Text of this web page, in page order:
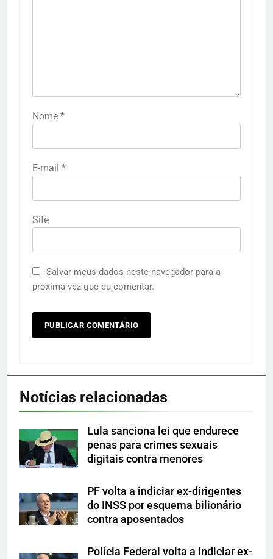
Nome *
E-mail *
Site
Salvar meus dados neste navegador para a
próxima vez que eu comentar.
Notícias relacionadas
Lula sanciona lei que endurece
penas para crimes sexuais
digitais contra menores
PF volta a indiciar ex-dirigentes
do INSS por esquema bilionário
contra aposentados
Polícia Federal volta a indiciar ex-